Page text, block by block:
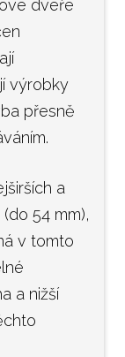
dveře
výrobky
přesně
a
54 mm),
v tomto
a nižší